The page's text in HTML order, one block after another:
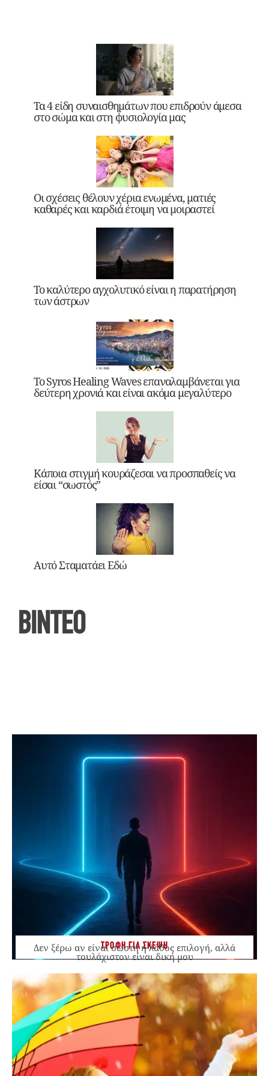
Τα 4 είδη συναισθημάτων που επιδρούν άμεσα
στο σώμα και στη φυσιολογία μας
Οι σχέσεις θέλουν χέρια ενωμένα, ματιές
καθαρές και καρδιά έτοιμη να μοιραστεί
Το καλύτερο αγχολυτικό είναι η παρατήρηση
των άστρων
Το Syros Healing Waves επαναλαμβάνεται για
δεύτερη χρονιά και είναι ακόμα μεγαλύτερο
Κάποια στιγμή κουράζεσαι να προσπαθείς να
είσαι “σωστός”
Αυτό Σταματάει Εδώ
ΒΙΝΤΕΟ
ΤΡΟΦΗ ΓΙΑ ΣΚΕΨΗ
Δεν ξέρω αν είναι σωστή ή λάθος επιλογή, αλλά
τουλάχιστον είναι δική μου